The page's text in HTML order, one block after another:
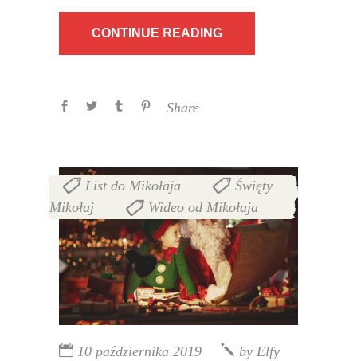
CONTINUE READING
Share
List do Mikołaja
Święty
Mikołaj
Wideo od Mikołaja
10 października 2019 by Elfy